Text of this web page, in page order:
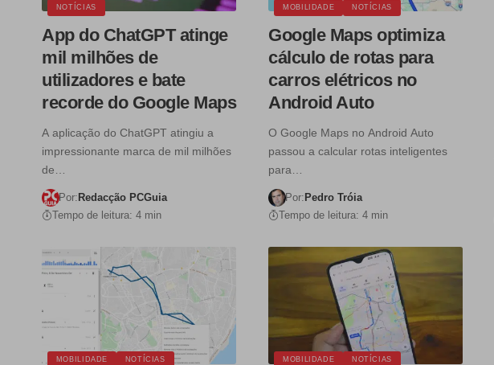
NOTÍCIAS
App do ChatGPT atinge
mil milhões de
utilizadores e bate
recorde do Google Maps
A aplicação do ChatGPT atingiu a
impressionante marca de mil milhões
de…
Por: Redacção PCGuia
Tempo de leitura: 4 min
MOBILIDADE NOTÍCIAS
Google Maps optimiza
cálculo de rotas para
carros elétricos no
Android Auto
O Google Maps no Android Auto
passou a calcular rotas inteligentes
para…
Por: Pedro Tróia
Tempo de leitura: 4 min
MOBILIDADE NOTÍCIAS MOBILIDADE NOTÍCIAS